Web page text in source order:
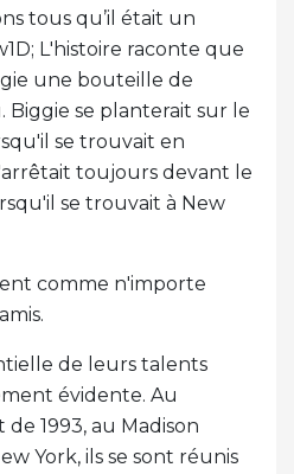
tous qu’il était un
L'histoire raconte que
une bouteille de
Biggie se planterait sur le
se trouvait en
toujours devant le
se trouvait à New
comme n'importe
de leurs talents
évidente. Au
1993, au Madison
York, ils se sont réunis